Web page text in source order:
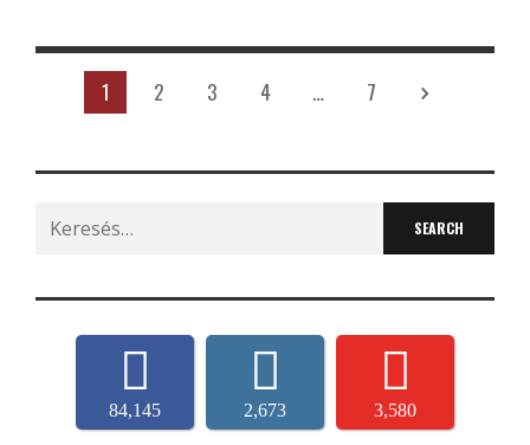
1 2 3 4 … 7
Search
for:
84,145 2,673 3,580